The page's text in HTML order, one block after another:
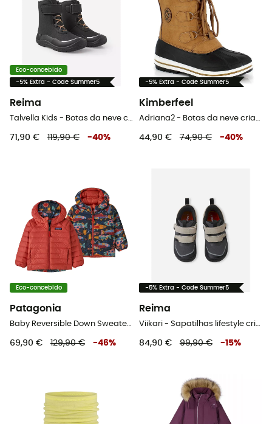
Eco-concebido
-5% Extra - Code Summer5
Reima
71,90 € 119,90 € -40%
-5% Extra - Code Summer5
Kimberfeel
44,90 € 74,90 € -40%
Eco-concebido
Patagonia
69,90 € 129,90 € -46%
-5% Extra - Code Summer5
Reima
84,90 € 99,90 € -15%